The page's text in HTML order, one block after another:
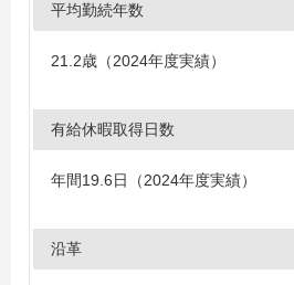
平均勤続年数
21.2歳（2024年度実績）
有給休暇取得日数
年間19.6日（2024年度実績）
沿革